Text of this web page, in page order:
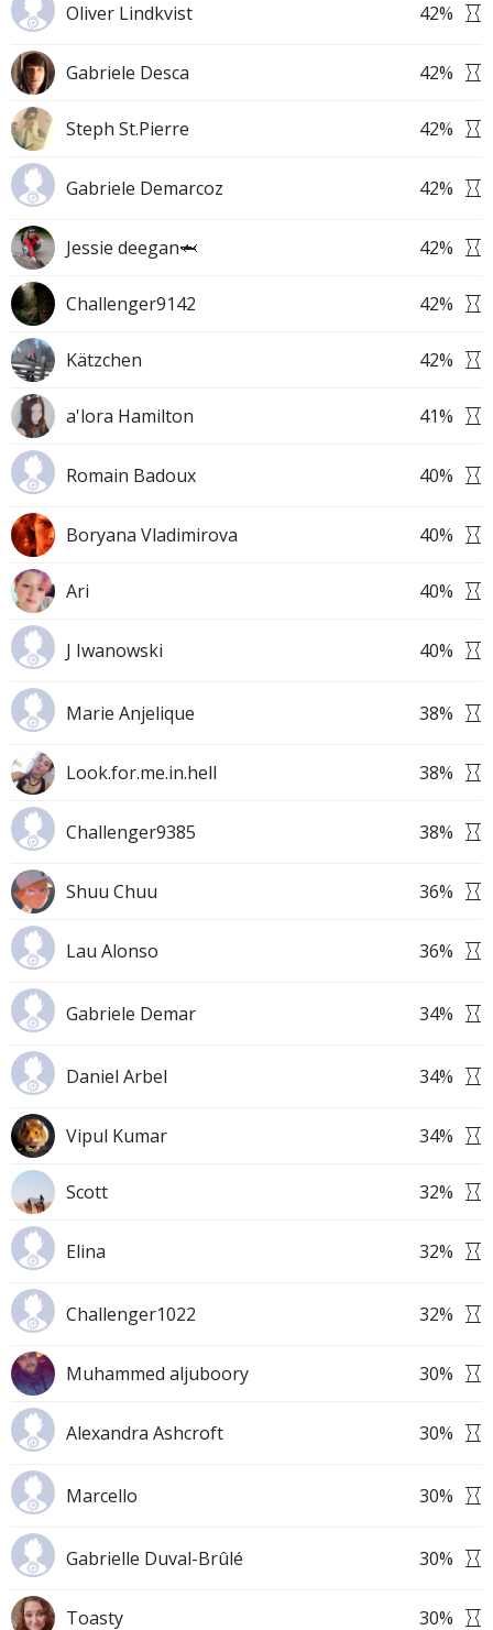
Oliver Lindkvist 42%
Gabriele Desca 42%
Steph St.Pierre 42%
Gabriele Demarcoz 42%
Jessie deegan🦈 42%
Challenger9142 42%
Kätzchen 42%
a'lora Hamilton 41%
Romain Badoux 40%
Boryana Vladimirova 40%
Ari 40%
J Iwanowski 40%
Marie Anjelique 38%
Look.for.me.in.hell 38%
Challenger9385 38%
Shuu Chuu 36%
Lau Alonso 36%
Gabriele Demar 34%
Daniel Arbel 34%
Vipul Kumar 34%
Scott 32%
Elina 32%
Challenger1022 32%
Muhammed aljuboory 30%
Alexandra Ashcroft 30%
Marcello 30%
Gabrielle Duval-Brûlé 30%
Toasty 30%